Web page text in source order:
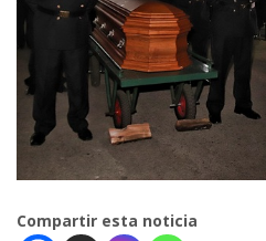
Compartir esta noticia